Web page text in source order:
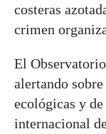
costeras
crimen
El
alertando
ecológicas y
internacional